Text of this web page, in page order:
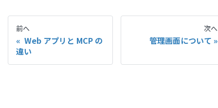
前へ
Web アプリと MCP の
違い
次へ
管理画面について